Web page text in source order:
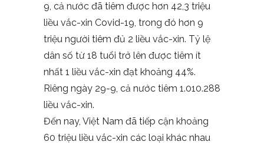
9, cả nước đã tiêm được hơn 42,3 triệu
liều vắc-xin Covid-19, trong đó hơn 9
triệu người tiêm đủ 2 liều vắc-xin. Tỷ lệ
dân số từ 18 tuổi trở lên được tiêm ít
nhất 1 liều vắc-xin đạt khoảng 44%.
Riêng ngày 29-9, cả nước tiêm 1.010.288
liều vắc-xin.
Đến nay, Việt Nam đã tiếp cận khoảng
60 triệu liều vắc-xin các loại khác nhau